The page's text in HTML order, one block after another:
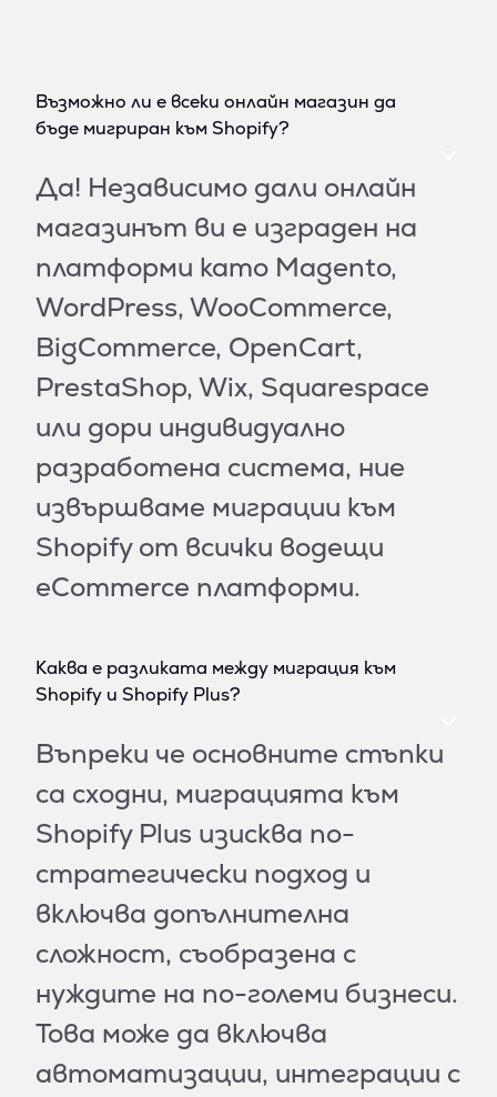
Възможно ли е всеки онлайн магазин да
бъде мигриран към Shopify?
Да! Независимо дали онлайн
магазинът ви е изграден на
платформи като Magento,
WordPress, WooCommerce,
BigCommerce, OpenCart,
PrestaShop, Wix, Squarespace
или дори индивидуално
разработена система, ние
извършваме миграции към
Shopify от всички водещи
eCommerce платформи.
Каква е разликата между миграция към
Shopify и Shopify Plus?
Въпреки че основните стъпки
са сходни, миграцията към
Shopify Plus изисква по-
стратегически подход и
включва допълнителна
сложност, съобразена с
нуждите на по-големи бизнеси.
Това може да включва
автоматизации, интеграции с